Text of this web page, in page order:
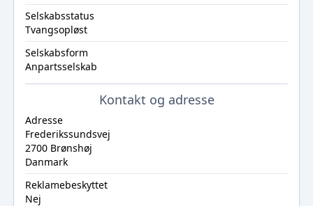
Selskabsstatus
Tvangsopløst
Selskabsform
Anpartsselskab
Kontakt og adresse
Adresse
Frederikssundsvej
2700 Brønshøj
Danmark
Reklamebeskyttet
Nej